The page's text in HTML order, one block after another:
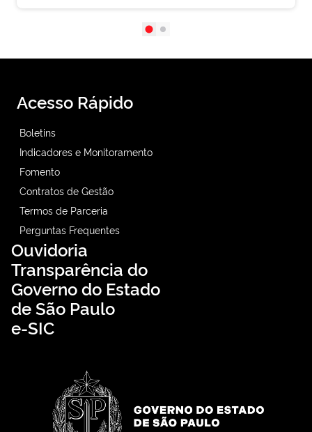
Acesso Rápido
Boletins
Indicadores e Monitoramento
Fomento
Contratos de Gestão
Termos de Parceria
Perguntas Frequentes
Ouvidoria
Transparência do
Governo do Estado
de São Paulo
e-SIC